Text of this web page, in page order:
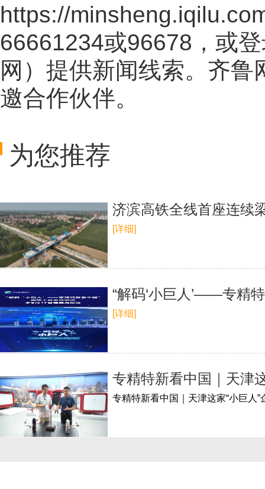
https://
66661234或96678，或
网 ）提供新闻线索。齐鲁
邀合作伙伴。
为您推荐
济滨高铁全线首座连续
[详细]
“解码‘小巨人’——专精
[详细]
专精特新看中国｜天津
专精特新看中国｜天津这家“小巨人